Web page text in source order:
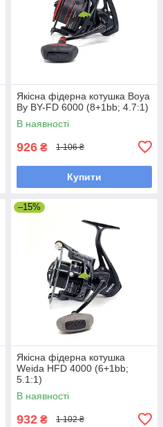
Якісна фідерна котушка Boya
By BY-FD 6000 (8+1bb; 4.7:1)
В наявності
926 ₴ 1 106 ₴
Купити
–15%
Якісна фідерна котушка
Weida HFD 4000 (6+1bb;
5.1:1)
В наявності
932 ₴ 1 102 ₴